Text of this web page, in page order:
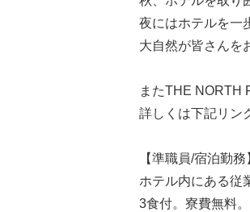
夜にはホテルを一
大自然が皆さんを
またTHE NORTH
詳しくは下記リン
【準職員/宿泊勤務
ホテル内にある従
3食付。寮費無料